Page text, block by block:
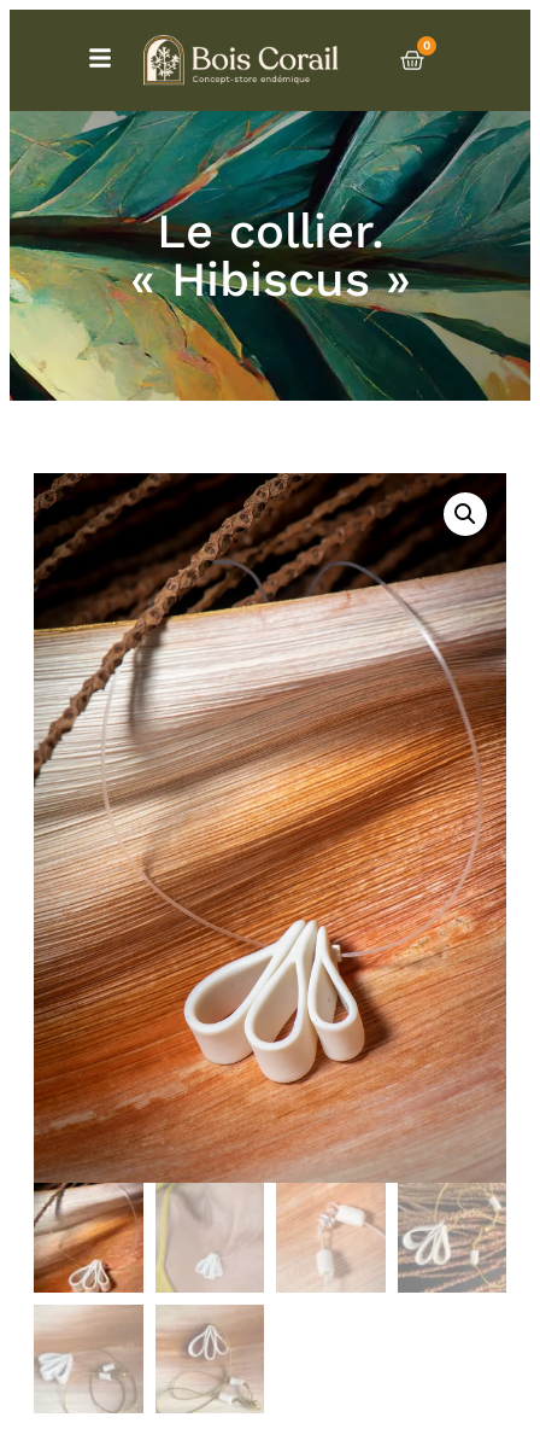
0
Le collier.
« Hibiscus »